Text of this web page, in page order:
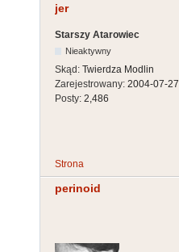
jer
Starszy Atarowiec
Nieaktywny
Skąd: Twierdza Modlin
Zarejestrowany: 2004-07-27
Posty: 2,486
Strona
perinoid